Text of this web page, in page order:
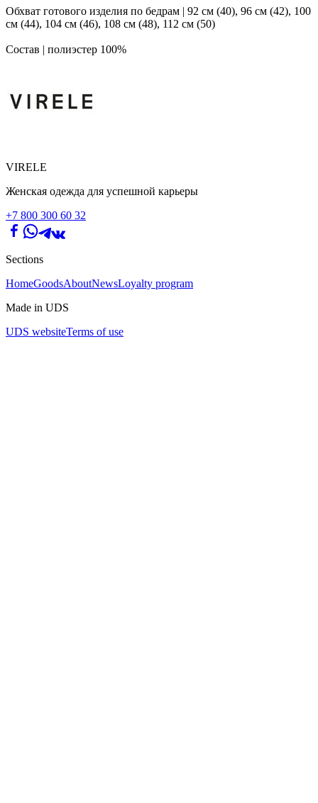
Обхват готового изделия по бедрам | 92 см (40), 96 см (42), 100
см (44), 104 см (46), 108 см (48), 112 см (50)
Состав | полиэстер 100%
VIRELE
Женская одежда для успешной карьеры
+7 800 300 60 32
Sections
HomeGoodsAboutNewsLoyalty program
Made in UDS
UDS websiteTerms of use